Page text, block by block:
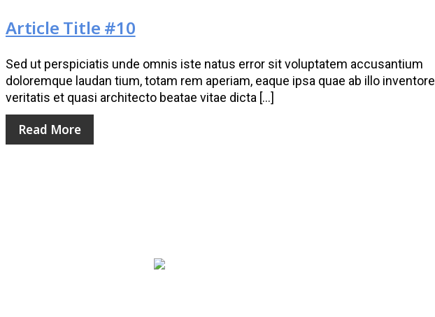
Article Title #10
Sed ut perspiciatis unde omnis iste natus error sit voluptatem accusantium
doloremque laudan tium, totam rem aperiam, eaque ipsa quae ab illo inventore
veritatis et quasi architecto beatae vitae dicta […]
Read More